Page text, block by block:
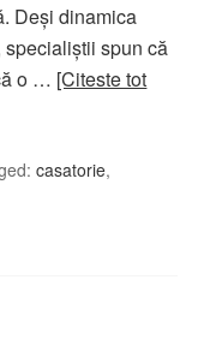
Deși dinamica
spun că
o … [Citeste tot
casatorie,